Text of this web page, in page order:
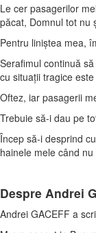
Le cer pasagerilor
păcat, Domnul tot nu
Pentru liniştea mea,
Serafimul continuă
cu situaţii tragice
Oftez, iar pasagerii
Trebuie să-i dau pe
Încep să-i desprind
hainele mele când nu
Despre Andrei
Andrei GACEFF a